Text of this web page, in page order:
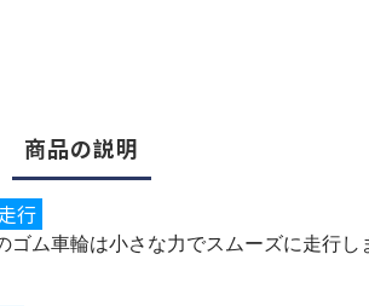
商品の説明
行
ゴム車輪は小さな力でスムーズに走行し